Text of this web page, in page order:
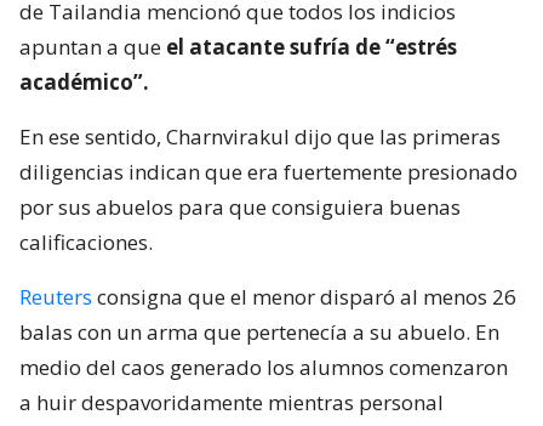
de Tailandia mencionó que todos los indicios
apuntan a que el atacante sufría de “estrés
académico”.
En ese sentido, Charnvirakul dijo que las primeras
diligencias indican que era fuertemente presionado
por sus abuelos para que consiguiera buenas
calificaciones.
Reuters consigna que el menor disparó al menos 26
balas con un arma que pertenecía a su abuelo. En
medio del caos generado los alumnos comenzaron
a huir despavoridamente mientras personal